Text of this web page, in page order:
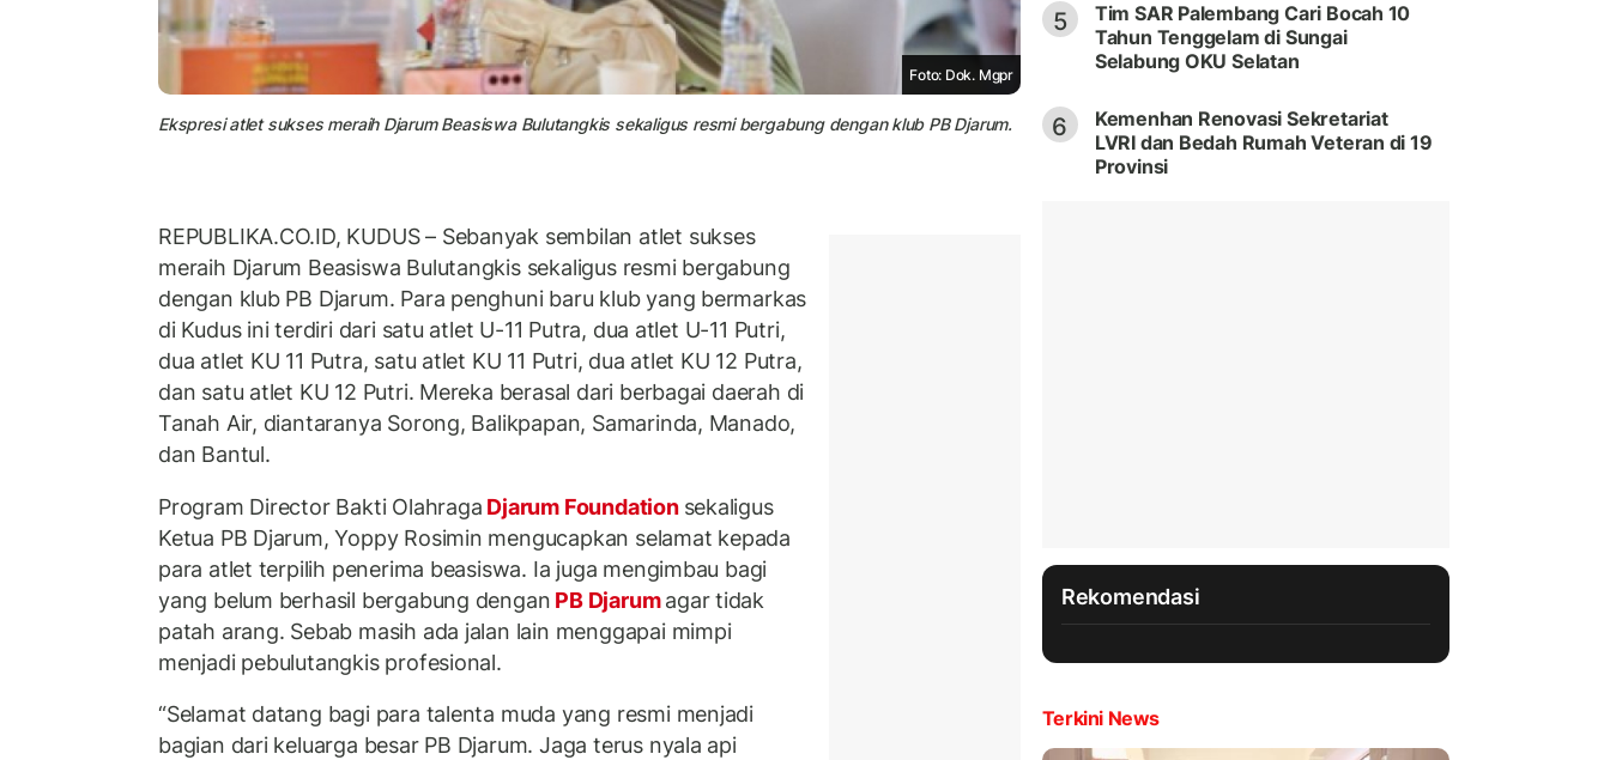
Foto: Dok. Mgpr
Ekspresi atlet sukses meraih Djarum Beasiswa Bulutangkis sekaligus resmi bergabung dengan klub PB Djarum.
REPUBLIKA.CO.ID, KUDUS – Sebanyak sembilan atlet sukses
meraih Djarum Beasiswa Bulutangkis sekaligus resmi bergabung
dengan klub PB Djarum. Para penghuni baru klub yang bermarkas
di Kudus ini terdiri dari satu atlet U-11 Putra, dua atlet U-11 Putri,
dua atlet KU 11 Putra, satu atlet KU 11 Putri, dua atlet KU 12 Putra,
dan satu atlet KU 12 Putri. Mereka berasal dari berbagai daerah di
Tanah Air, diantaranya Sorong, Balikpapan, Samarinda, Manado,
dan Bantul.
Program Director Bakti Olahraga Djarum Foundation sekaligus
Ketua PB Djarum, Yoppy Rosimin mengucapkan selamat kepada
para atlet terpilih penerima beasiswa. Ia juga mengimbau bagi
yang belum berhasil bergabung dengan PB Djarumagar tidak
patah arang. Sebab masih ada jalan lain menggapai mimpi
menjadi pebulutangkis profesional.
“Selamat datang bagi para talenta muda yang resmi menjadi
bagian dari keluarga besar PB Djarum. Jaga terus nyala api
5
Tim SAR Palembang Cari Bocah 10
Tahun Tenggelam di Sungai
Selabung OKU Selatan
6
Kemenhan Renovasi Sekretariat
LVRI dan Bedah Rumah Veteran di 19
Provinsi
Rekomendasi
Terkini News